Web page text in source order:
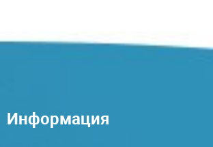
Информация